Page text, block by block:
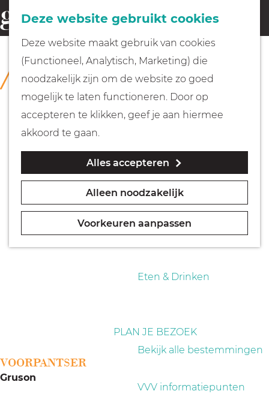
Deze website gebruikt cookies
Deze website maakt gebruik van cookies
(Functioneel, Analytisch, Marketing) die
noodzakelijk zijn om de website zo goed
mogelijk te laten functioneren. Door op
accepteren te klikken, geef je aan hiermee
akkoord te gaan.
Alles accepteren
Alleen noodzakelijk
Voorkeuren aanpassen
G
a
Fietsen
Wandelen
Geocachen
Naar het museum
Eten & Drinken
PLAN JE BEZOEK
Bekijk alle bestemmingen
VVV informatiepunten
o
e
k
e
n
COLLECTIE
Forteiland Pampus
VOORPANTSER
Gruson